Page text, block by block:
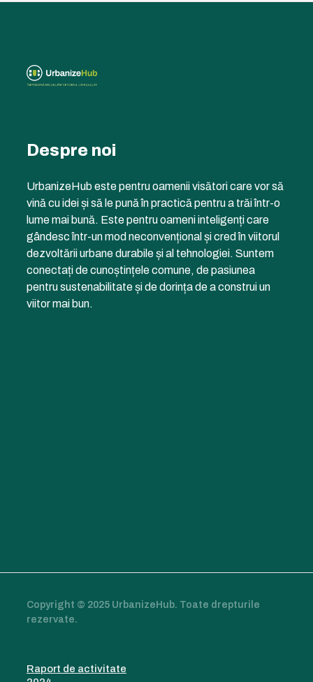
Despre noi
UrbanizeHub este pentru oamenii visători care vor să
vină cu idei și să le pună în practică pentru a trăi într-o
lume mai bună. Este pentru oameni inteligenți care
gândesc într-un mod neconvențional și cred în viitorul
dezvoltării urbane durabile și al tehnologiei. Suntem
conectați de cunoștințele comune, de pasiunea
pentru sustenabilitate și de dorința de a construi un
viitor mai bun.
Copyright © 2025 UrbanizeHub. Toate drepturile
rezervate.
Raport de activitate